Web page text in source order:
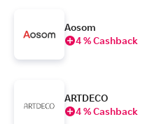
Aosom
4 % Cashback
ARTDECO
4 % Cashback